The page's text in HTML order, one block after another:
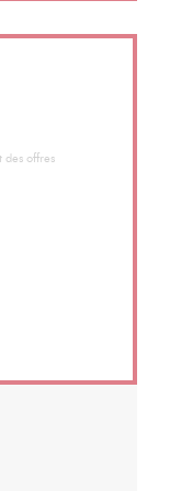
des offres